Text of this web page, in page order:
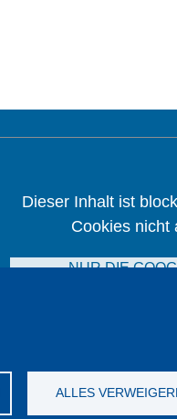
ALLES
Dieser Inhalt ist
Cookies nicht
NUR DIE